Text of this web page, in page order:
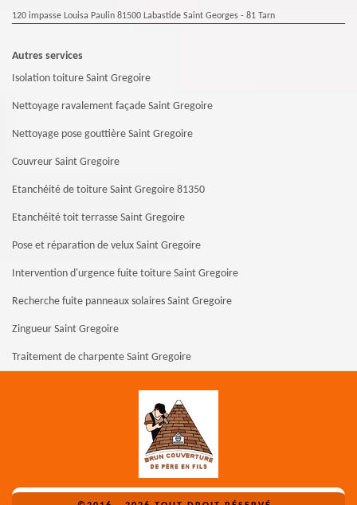
120 impasse Louisa Paulin 81500 Labastide Saint Georges - 81 Tarn
Autres services
Isolation toiture Saint Gregoire
Nettoyage ravalement façade Saint Gregoire
Nettoyage pose gouttière Saint Gregoire
Couvreur Saint Gregoire
Etanchéité de toiture Saint Gregoire 81350
Etanchéité toit terrasse Saint Gregoire
Pose et réparation de velux Saint Gregoire
Intervention d'urgence fuite toiture Saint Gregoire
Recherche fuite panneaux solaires Saint Gregoire
Zingueur Saint Gregoire
Traitement de charpente Saint Gregoire